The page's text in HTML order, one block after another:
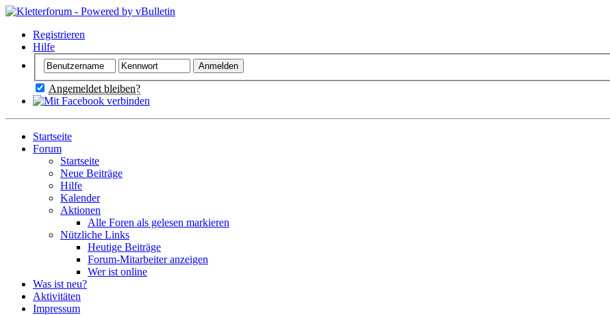
Registrieren
Hilfe
Angemeldet bleiben?
Startseite
Forum
Startseite
Neue Beiträge
Hilfe
Kalender
Aktionen
Alle Foren als gelesen markieren
Nützliche Links
Heutige Beiträge
Forum-Mitarbeiter anzeigen
Wer ist online
Was ist neu?
Aktivitäten
Impressum